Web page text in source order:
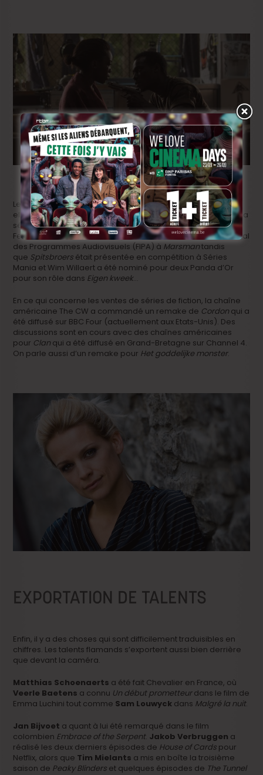
Les séries soutenues par le VAF/Fonds Média ont quant à
elles également connu une belle carrière à l’étranger avec la
sélection deTabula Rasaau Co-Production Market du
Festival de Berlin et les deux prix remis au Festival International
des Programmes Audiovisuels (FIPA) à Marsmantandis
que Spitsbroers était présentée en compétition à Séries
Mania et Wim Willaert a été nominé pour deux Panda d’Or
pour son rôle dans Eigen kweek…
En ce qui concerne les ventes de séries de fiction, la chaîne
américaine The CW a commandé un remake de Cordon qui a
été diffusé sur BBC Four (actuellement aux Etats-Unis). Des
discussions sont en cours avec des chaînes américaines
pour Clan qui a été diffusé en Grand-Bretagne sur Channel 4.
On parle aussi d’un remake pour Het goddelijke monster.
EXPORTATION DE TALENTS
Enfin, il y a des choses qui sont difficilement traduisibles en
chiffres. Les talents flamands s’exportent aussi bien derrière
que devant la caméra.
Matthias Schoenaerts a été fait Chevalier en France, où
Veerle Baetens a connu Un début prometteurdans le film de
Emma Luchini tout comme Sam Louwyck dans Malgré la nuit.
Jan Bijvoet a quant à lui été remarqué dans le film
colombien Embrace of the Serpent. Jakob Verbruggen a
réalisé les deux derniers épisodes de House of Cards pour
Netflix, alors que Tim Mielants a mis en boîte la troisième
saison de Peaky Blinders et quelques épisodes de The Tunnel